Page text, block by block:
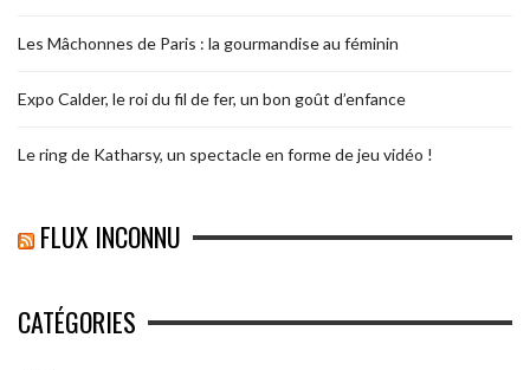
Les Mâchonnes de Paris : la gourmandise au féminin
Expo Calder, le roi du fil de fer, un bon goût d’enfance
Le ring de Katharsy, un spectacle en forme de jeu vidéo !
FLUX INCONNU
CATÉGORIES